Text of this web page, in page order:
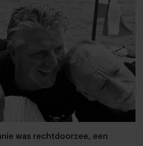
was rechtdoorzee, een